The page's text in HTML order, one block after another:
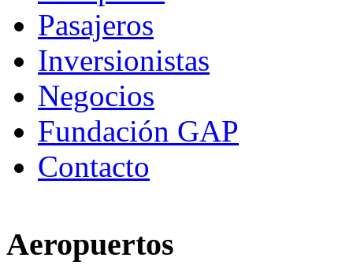
Pasajeros
Inversionistas
Negocios
Fundación GAP
Contacto
Aeropuertos